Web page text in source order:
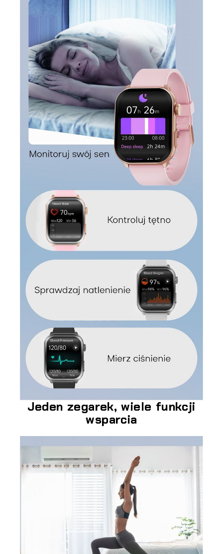
Jeden zegarek, wiele funkcji
wsparcia